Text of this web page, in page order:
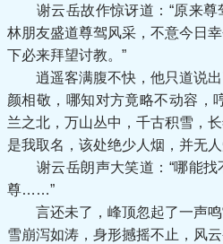
谢云岳故作惊讶道：“原来尊
林朋友盛道尊驾风采，不意今日
下必来拜望讨教。”
逍遥客满腹不快，他只道说出
颜相敬，哪知对方竟略不动容，
兰之北，万山丛中，千古积雪，
是我取名，该处绝少人烟，并无
谢云岳朗声大笑道：“哪能找
尊……”
言还未了，峰顶忽起了一声鸣
雪崩泻如涛，身形撼摇不止，风云